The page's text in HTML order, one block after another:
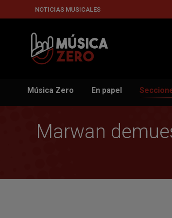
NOTICIAS MUSICALES
Música Zero En papel
Marwan